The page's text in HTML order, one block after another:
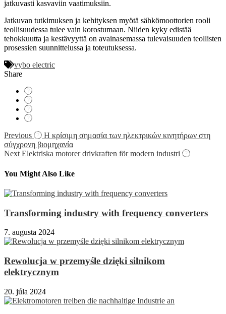
jatkuvasti kasvaviin vaatimuksiin.
Jatkuvan tutkimuksen ja kehityksen myötä sähkömoottorien rooli
teollisuudessa tulee vain korostumaan. Niiden kyky edistää
tehokkuutta ja kestävyyttä on avainasemassa tulevaisuuden teollisten
prosessien suunnittelussa ja toteutuksessa.
vybo electric
Share
Navigácia
v
Previous
Η κρίσιμη σημασία των ηλεκτρικών κινητήρων στη
σύγχρονη βιομηχανία
Next Elektriska motorer drivkraften för modern industri
You Might Also Like
Transforming industry with frequency converters
7. augusta 2024
Rewolucja w przemyśle dzięki silnikom
elektrycznym
20. júla 2024